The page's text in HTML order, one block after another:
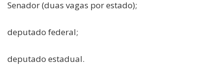
Senador (duas vagas por estado);
deputado federal;
deputado estadual.